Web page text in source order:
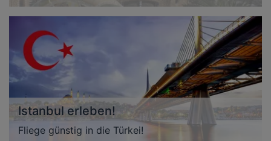
Istanbul erleben!
Fliege günstig in die Türkei!